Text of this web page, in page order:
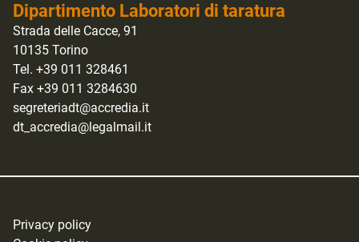
Dipartimento Laboratori di taratura
Strada delle Cacce, 91
10135 Torino
Tel. +39 011 328461
Fax +39 011 3284630
segreteriadt@accredia.it
dt_accredia@legalmail.it
Privacy policy